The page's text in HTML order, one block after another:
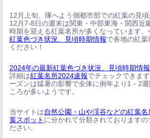
12月上旬、隊へよう側都市部での紅葉の見頃
12月7-8日の週末は関東・中部東海・関西近
時期を迎える紅葉名所が多くなっています。
紅葉色づき状況、見頃時期情報で各地の紅
ください！
2024年の最新紅葉色づき状況、見頃時期情報
詳細は紅葉名所2024速報でチェックできま
ーズンは猛暑の影響で全体に例年より1－2
ころが多いようです。
当サイトは自然公園・山や渓谷などの紅葉名
葉スポット に分かれて分類されておりますの
ださい。